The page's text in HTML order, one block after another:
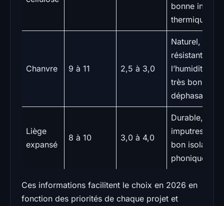
bonne inertie
thermique
Chanvre 9 à 11 2,5 à 3,0
Naturel,
résistant à
l’humidité,
très bon
déphasage
Liège
expansé
8 à 10 3,0 à 4,0
Durable,
imputrescible,
bon isolant
phonique
Ces informations facilitent le choix en 2026 en
fonction des priorités de chaque projet et